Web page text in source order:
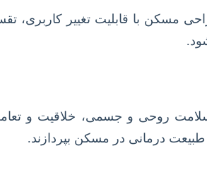
مسکن با قابلیت تغییر
روحی و جسمی، خلاقیت و
درمانی در مسکن بپردازند.